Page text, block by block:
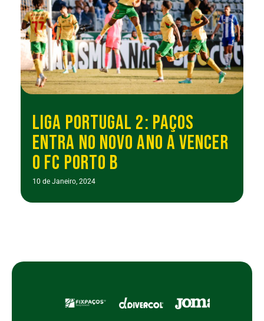
LIGA PORTUGAL 2: PAÇOS
ENTRA NO NOVO ANO A VENCER
O FC PORTO B
10 de Janeiro, 2024